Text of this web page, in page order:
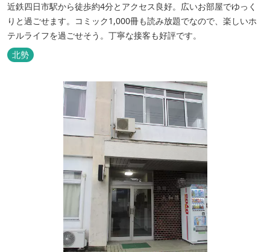
近鉄四日市駅から徒歩約4分とアクセス良好。広いお部屋でゆっく
りと過ごせます。コミック1,000冊も読み放題でなので、楽しいホ
テルライフを過ごせそう。丁寧な接客も好評です。
北勢